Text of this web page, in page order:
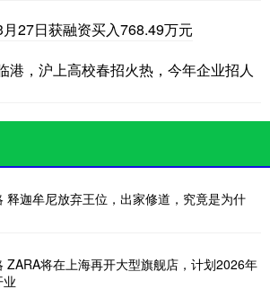
27日获融资买入768.49万元
港，沪上高校春招火热，今年企业招人
释迦牟尼放弃王位，出家修道，究竟是为什
ZARA将在上海再开大型旗舰店，计划2026年